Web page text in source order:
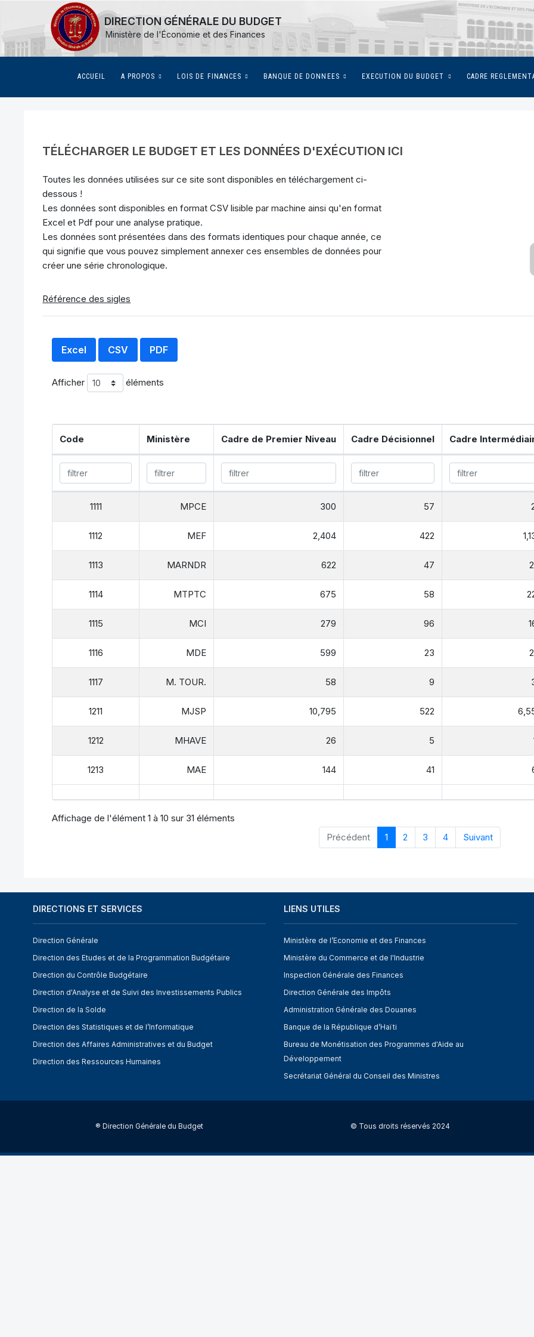
DIRECTION GÉNÉRALE DU BUDGET
Ministère de l'Économie et des Finances
ACCUEIL A PROPOS (CURRENT)LOIS DE FINANCES BANQUE DE DONNEES EXECUTION DU BUDGET CADRE
TÉLÉCHARGER LE BUDGET ET LES DONNÉES D'EXÉCUTION ICI
Toutes les données utilisées sur ce site sont disponibles en téléchargement ci-
dessous !
Les données sont disponibles en format CSV lisible par machine ainsi qu'en format
Excel et Pdf pour une analyse pratique.
Les données sont présentées dans des formats identiques pour chaque année, ce
qui signifie que vous pouvez simplement annexer ces ensembles de données pour
créer une série chronologique.
Référence des sigles
Excel CSV PDF
Afficher éléments
Code Ministère Cadre de Premier Niveau Cadre Décisionnel Cadre
1111 MPCE 300 57
1112 MEF 2,404 422
1113 MARNDR 622 47
1114 MTPTC 675 58
1115 MCI 279 96
1116 MDE 599 23
1117 M. TOUR. 58 9
1211 MJSP 10,795 522
1212 MHAVE 26 5
1213 MAE 144 41
Affichage de l'élément 1 à 10 sur 31 éléments
Précédent
1 2 3 4 Suivant
DIRECTIONS ET SERVICES
Direction Générale
Direction des Etudes et de la Programmation Budgétaire
Direction du Contrôle Budgétaire
Direction d'Analyse et de Suivi des Investissements Publics
Direction de la Solde
Direction des Statistiques et de l’Informatique
Direction des Affaires Administratives et du Budget
Direction des Ressources Humaines
LIENS UTILES
Ministère de l’Economie et des Finances
Ministère du Commerce et de l'Industrie
Inspection Générale des Finances
Direction Générale des Impôts
Administration Générale des Douanes
Banque de la République d’Haïti
Bureau de Monétisation des Programmes d'Aide au
Développement
Secrétariat Général du Conseil des Ministres
® Direction Générale du Budget © Tous droits réservés 2024